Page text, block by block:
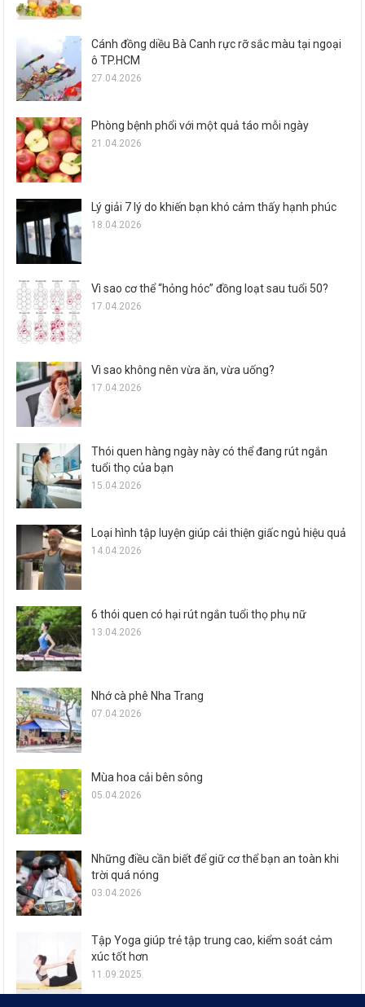
Cánh đồng diều Bà Canh rực rỡ sắc màu tại ngoại
ô TP.HCM
27.04.2026
Phòng bệnh phổi với một quả táo mỗi ngày
21.04.2026
Lý giải 7 lý do khiến bạn khó cảm thấy hạnh phúc
18.04.2026
Vì sao cơ thể “hỏng hóc” đồng loạt sau tuổi 50?
17.04.2026
Vì sao không nên vừa ăn, vừa uống?
17.04.2026
Thói quen hàng ngày này có thể đang rút ngắn
tuổi thọ của bạn
15.04.2026
Loại hình tập luyện giúp cải thiện giấc ngủ hiệu quả
14.04.2026
6 thói quen có hại rút ngắn tuổi thọ phụ nữ
13.04.2026
Nhớ cà phê Nha Trang
07.04.2026
Mùa hoa cải bên sông
05.04.2026
Những điều cần biết để giữ cơ thể bạn an toàn khi
trời quá nóng
03.04.2026
Tập Yoga giúp trẻ tập trung cao, kiểm soát cảm
xúc tốt hơn
11.09.2025